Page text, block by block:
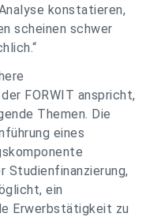
konstatieren,
scheinen schwer
FORWIT anspricht,
Themen. Die
eines
Studienfinanzierung,
ein
Erwerbstätigkeit zu